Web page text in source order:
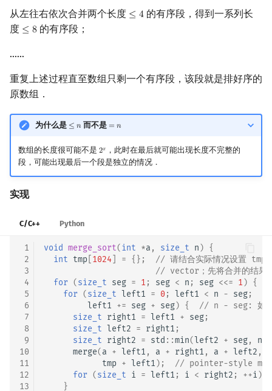
从左往右依次合并两个长度 ≤ 4
≤4
的有序段，得到一系列长
度 ≤ 8
≤8 的有序段；
……
重复上述过程直至数组只剩一个有序段，该段就是排好序的
原数组．
为什么是 ≤ 𝑛
≤n 而不是 = 𝑛
=n
数组的长度很可能不是 2𝑥
2x ，此时在最后就可能出现长度不完整的
段，可能出现最后一个段是独立的情况．
实现
C/C++ Python
1
2
3
4
5
6
7
8
9
10
11
12
13
void merge_sort(int *a , size_t n) {
int tmp 1024 = {};
// 请结合实际情况设置 tmp
// vector；先将合并的结果
for (size_t seg = 1 ; seg < n ; seg <<= 1) {
for (size_t left1 = 0; left1 < n - seg;
left1 += seg + seg) {
// n - seg: 如果
size_t right1 = left1 + seg;
size_t left2 = right1 ;
size_t right2 = std ::min(left2 + seg, n
merge(a + left1 , a + right1 , a + left2 ,
tmp + left1);
// pointer-style
for (size_t i = left1 ; i < right2 ; ++i)
}